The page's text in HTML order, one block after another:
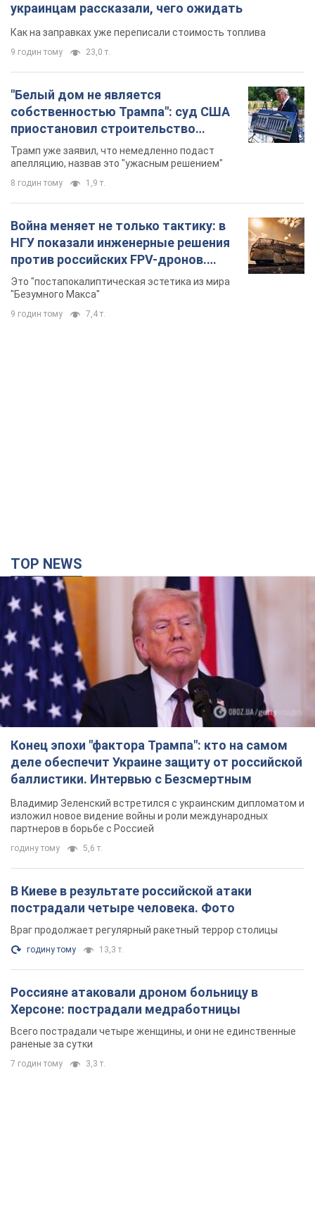
украинцам рассказали, чего ожидать
Как на заправках уже переписали стоимость топлива
9 годин тому 23,0 т.
"Белый дом не является
собственностью Трампа": суд США
приостановил строительство
бального зала стоимостью 400 млн
долларов
Трамп уже заявил, что немедленно подаст
апелляцию, назвав это "ужасным решением"
8 годин тому 1,9 т.
Война меняет не только тактику: в
НГУ показали инженерные решения
против российских FPV-дронов.
Фото
Это "постапокалиптическая эстетика из мира
"Безумного Макса"
9 годин тому 7,4 т.
TOP NEWS
Конец эпохи "фактора Трампа": кто на самом
деле обеспечит Украине защиту от российской
баллистики. Интервью с Безсмертным
Владимир Зеленский встретился с украинским дипломатом и
изложил новое видение войны и роли международных
партнеров в борьбе с Россией
годину тому 5,6 т.
В Киеве в результате российской атаки
пострадали четыре человека. Фото
Враг продолжает регулярный ракетный террор столицы
годину тому 13,3 т.
Россияне атаковали дроном больницу в
Херсоне: пострадали медработницы
Всего пострадали четыре женщины, и они не единственные
раненые за сутки
7 годин тому 3,3 т.